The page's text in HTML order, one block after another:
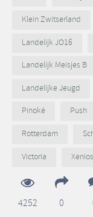
Klein Zwitserland
Landelijk JO16
Landelijk Meisjes B
Landelijke Jeugd
Pinoké
Push
Rotterdam
Victoria
Xenios
4252 0